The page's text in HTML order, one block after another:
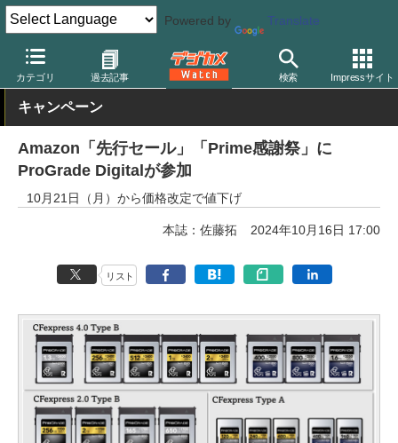
Powered by Translate
カテゴリ 過去記事 検索 Impressサイト
デジカメ Watch 撮影用品 記録メディア/カードリーダー
キャンペーン
Amazon「先行セール」「Prime感謝祭」に
ProGrade Digitalが参加
10月21日（月）から価格改定で値下げ
本誌：佐藤拓 2024年10月16日 17:00
リスト